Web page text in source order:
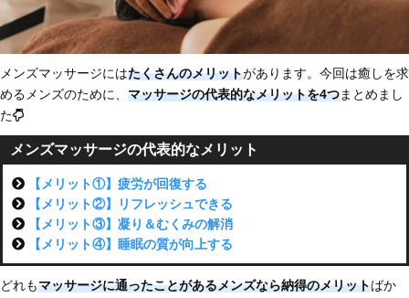
メンズマッサージにはたくさんのメリットがあります。今回は癒しを求
めるメンズのために、 マッサージの代表的なメリットを4つまとめまし
た
メンズマッサージの代表的なメリット
【メリット①】疲労が回復する
【メリット②】リフレッシュできる
【メリット③】凝り＆むくみの解消
【メリット④】睡眠の質が向上する
どれもマッサージに通ったことがあるメンズなら納得のメリットばか